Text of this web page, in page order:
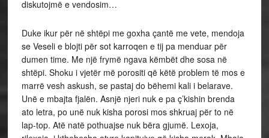
diskutojmë e vendosim…
Duke ikur për në shtëpi me goxha çantë me vete, mendoja
se Veseli e blojti për sot karroqen e tij pa menduar për
dumen time. Me një frymë ngava këmbët dhe sosa në
shtëpi. Shoku i vjetër më porositi që këtë problem të mos e
marrë vesh askush, se pastaj do bëhemi kali i belarave.
Unë e mbajta fjalën. Asnjë njeri nuk e pa ç’kishin brenda
ato letra, po unë nuk kisha porosi mos shkruaj për to në
lap-top. Atë natë pothuajse nuk bëra gjumë. Lexoja,